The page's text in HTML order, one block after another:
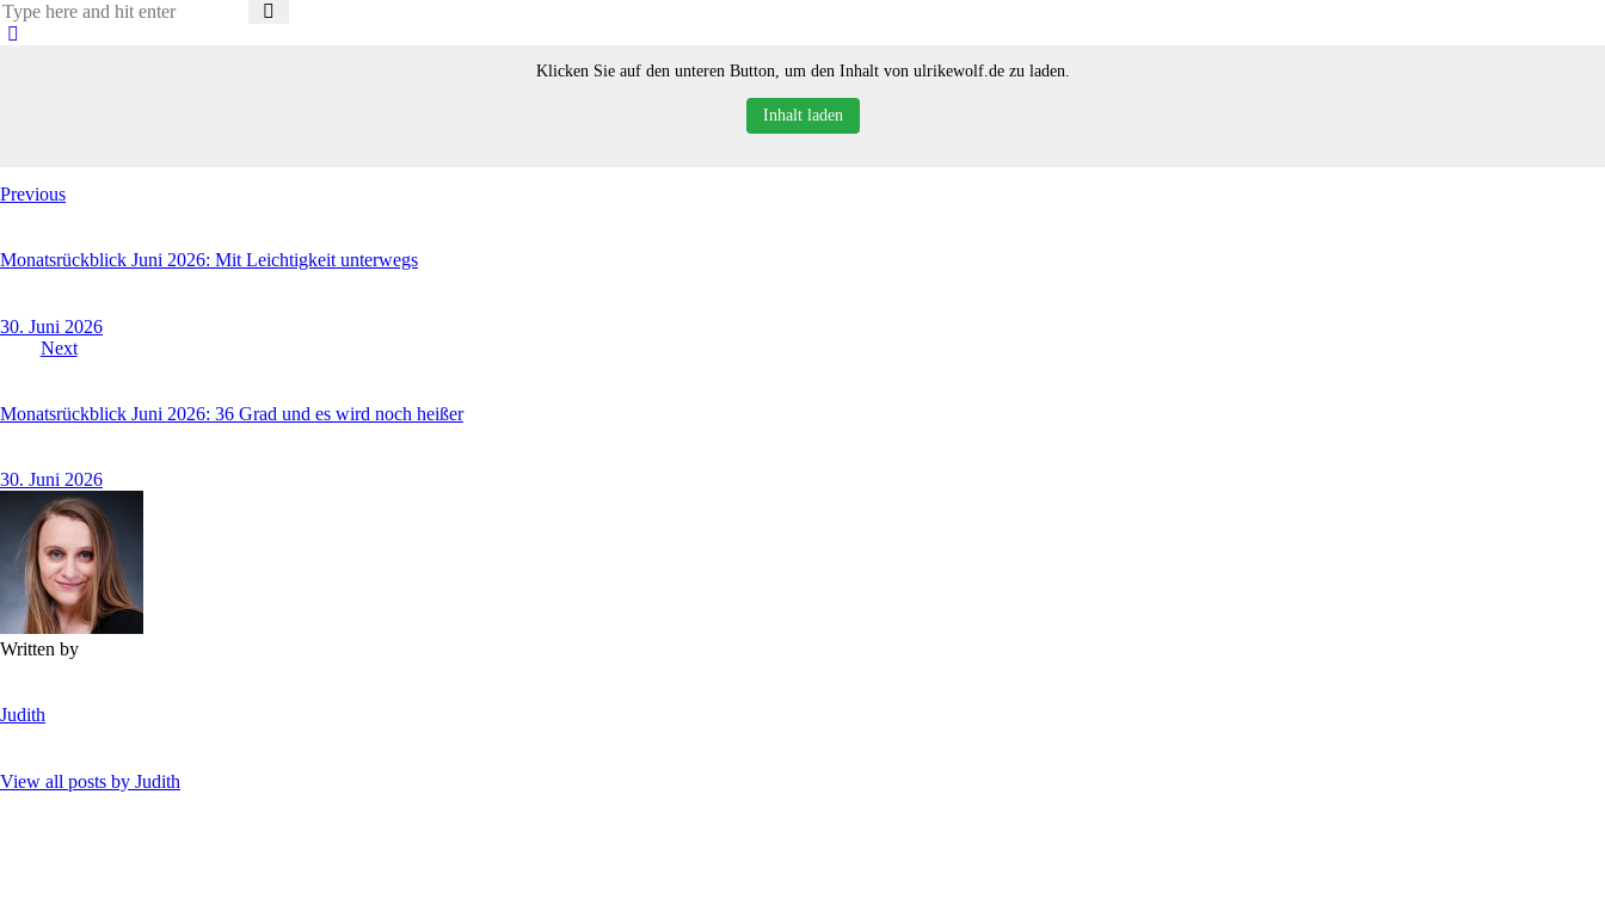
Klicken Sie auf den unteren Button, um den Inhalt von ulrikewolf.de zu laden.
Inhalt laden
Beitragsnavigation
Previous
Monatsrückblick Juni 2026: Mit Leichtigkeit unterwegs
30. Juni 2026
Next
Monatsrückblick Juni 2026: 36 Grad und es wird noch heißer
30. Juni 2026
Written by
Judith
View all posts by Judith